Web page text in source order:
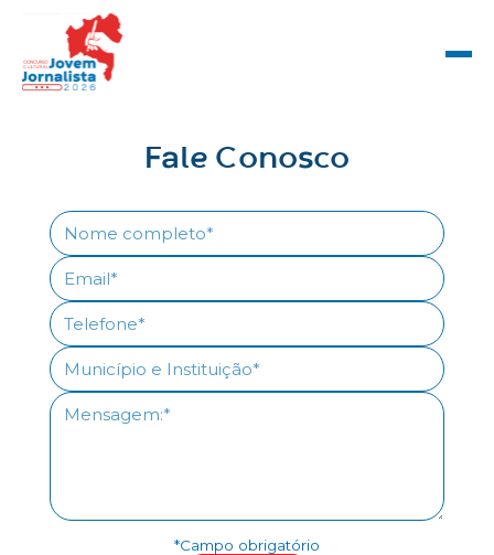
Fale Conosco
Nome completo*
Email*
Telefone*
Município e Instituição*
Mensagem:*
*Campo obrigatório